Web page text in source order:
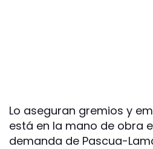
Lo aseguran gremios y
está en la mano de obra
demanda de Pascua-